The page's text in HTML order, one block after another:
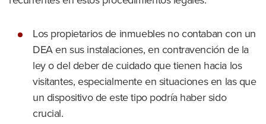
Los propietarios de inmuebles no contaban con un
DEA en sus instalaciones, en contravención de la
ley o del deber de cuidado que tienen hacia los
visitantes, especialmente en situaciones en las que
un dispositivo de este tipo podría haber sido
crucial.